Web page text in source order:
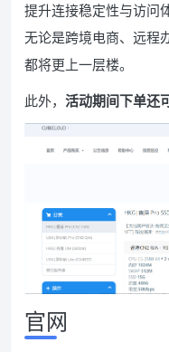
提升连接稳定性与访问
无论是跨境电商、远程
都将更上一层楼。
此外， 活动期间下单还
官网